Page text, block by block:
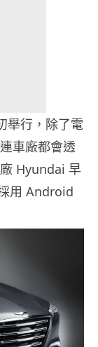
舉行，除了電
車廠都會透
Hyundai 早
用 Android